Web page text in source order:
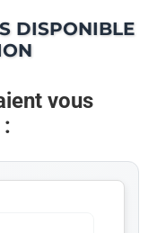
DISPONIBLE
vous